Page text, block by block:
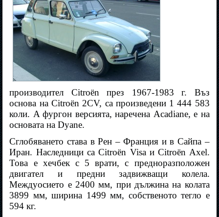
производител Citroën през 1967-1983 г. Въз
основа на Citroën 2CV, са произведени 1 444 583
коли. A фургон версията, наречена Acadiane, е на
основата на Dyane.
Сглобяването става в Рен – Франция и в Сайпа –
Иран. Наследници са Citroën Visa и Citroën Axel.
Това е хечбек с 5 врати, с предноразположен
двигател и предни задвижващи колела.
Междуосието е 2400 мм, при дължина на колата
3899 мм, ширина 1499 мм, собственото тегло е
594 кг.